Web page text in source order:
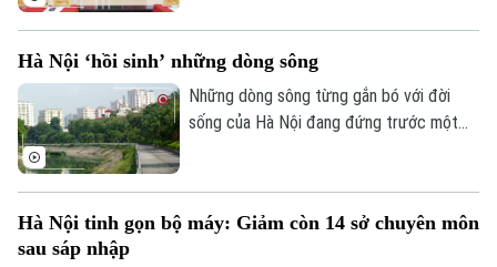
Chuyên mục
Thời sự
Hà Nội
Hà Nội
Hà Nội ‘hồi sinh’ những dòng sông
Những dòng sông từng gắn bó với đời
sống của Hà Nội đang đứng trước một
thu gom, xử lý nước thải, cải tạo cảnh
Hà Nội tinh gọn bộ máy: Giảm còn 14 sở chuyên môn
sau sáp nhập